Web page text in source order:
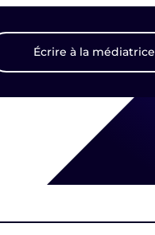
Écrire à la médiatrice